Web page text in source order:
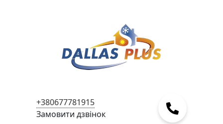
+380677781915
Замовити дзвінок